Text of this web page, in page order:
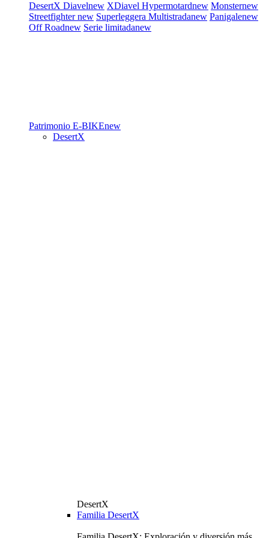
DesertX Diavelnew XDiavel Hypermotardnew Monsternew
Streetfighternew Superleggera Multistradanew Panigalenew
Off Roadnew Serie limitadanew
Patrimonio E-BIKEnew
DesertX
DesertX
Familia DesertX